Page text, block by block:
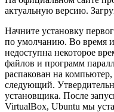
актуальную версию.
Начните установку
по умолчанию. Во время
недоступна некоторое
файлов и программ
распакован на
следующий.
установщика. После
VirtualBox, Ubuntu мы